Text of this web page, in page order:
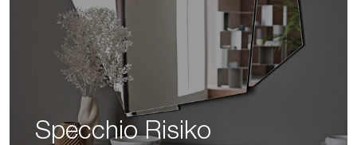
Specchio Risiko